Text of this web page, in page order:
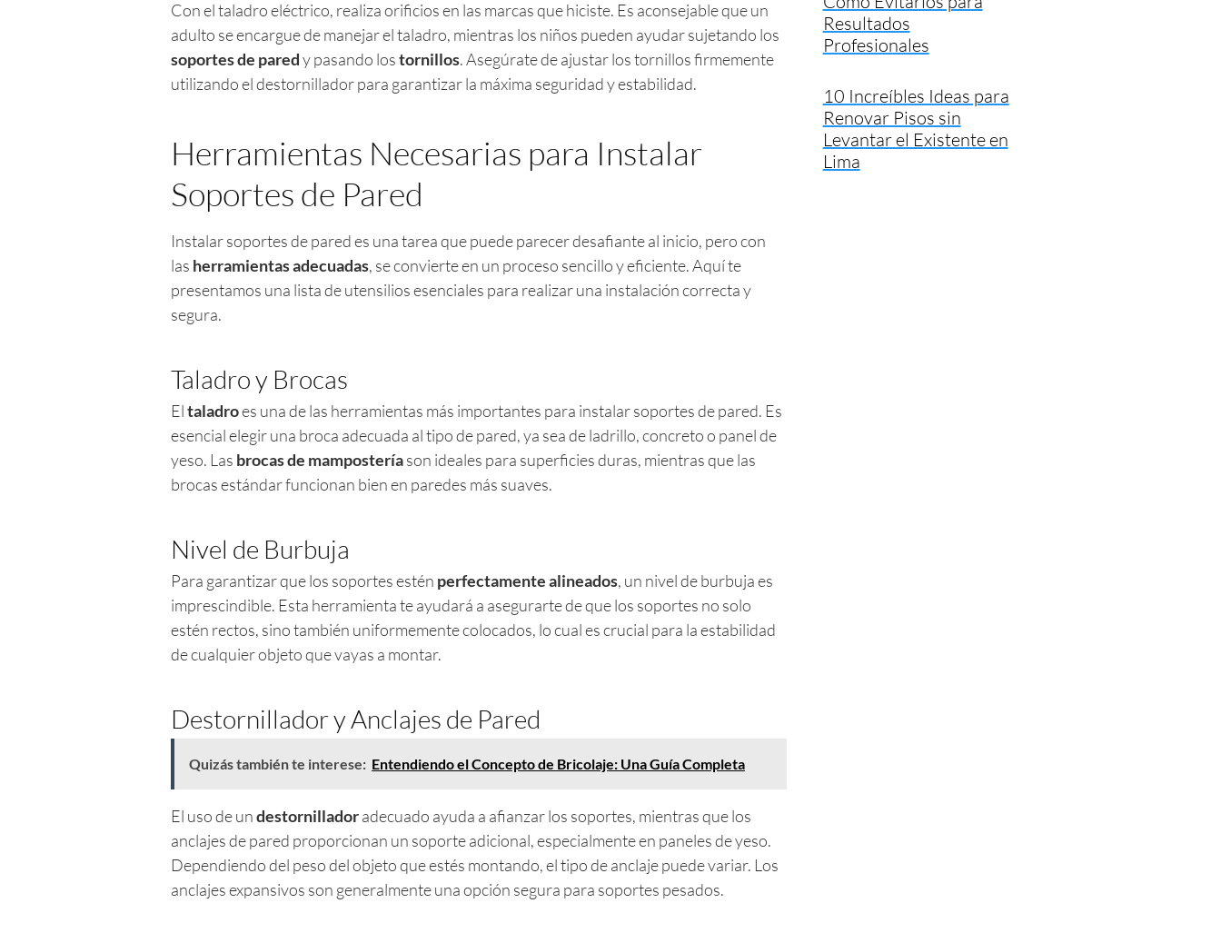
Con el taladro eléctrico, realiza orificios en las marcas que hiciste. Es aconsejable que un
adulto se encargue de manejar el taladro, mientras los niños pueden ayudar sujetando los
soportes de paredy pasando lostornillos. Asegúrate de ajustar los tornillos firmemente
utilizando el destornillador para garantizar la máxima seguridad y estabilidad.
Herramientas Necesarias para Instalar
Soportes de Pared
Instalar soportes de pared es una tarea que puede parecer desafiante al inicio, pero con
las herramientas adecuadas, se convierte en un proceso sencillo y eficiente. Aquí te
presentamos una lista de utensilios esenciales para realizar una instalación correcta y
segura.
Taladro y Brocas
Eltaladroes una de las herramientas más importantes para instalar soportes de pared. Es
esencial elegir una broca adecuada al tipo de pared, ya sea de ladrillo, concreto o panel de
yeso. Las brocas de mamposteríason ideales para superficies duras, mientras que las
brocas estándar funcionan bien en paredes más suaves.
Nivel de Burbuja
Para garantizar que los soportes estén perfectamente alineados, un nivel de burbuja es
imprescindible. Esta herramienta te ayudará a asegurarte de que los soportes no solo
estén rectos, sino también uniformemente colocados, lo cual es crucial para la estabilidad
de cualquier objeto que vayas a montar.
Destornillador y Anclajes de Pared
Quizás también te interese: Entendiendo el Concepto de Bricolaje: Una Guía Completa
El uso de undestornilladoradecuado ayuda a afianzar los soportes, mientras que los
anclajes de pared proporcionan un soporte adicional, especialmente en paneles de yeso.
Dependiendo del peso del objeto que estés montando, el tipo de anclaje puede variar. Los
anclajes expansivos son generalmente una opción segura para soportes pesados.
Resultados
Profesionales
10 Increíbles Ideas para
Renovar Pisos sin
Levantar el Existente en
Lima